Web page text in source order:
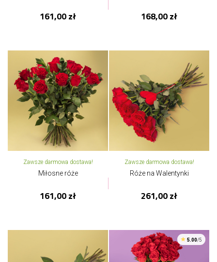
161,00 zł 168,00 zł
Zawsze darmowa dostawa!
Miłosne róże
161,00 zł
Zawsze darmowa dostawa!
Róże na Walentynki
261,00 zł
5.00/5